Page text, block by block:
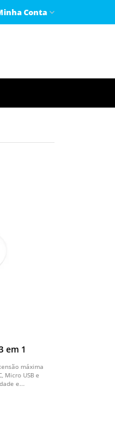
Conta
em 1
máxima
Micro USB e
e...